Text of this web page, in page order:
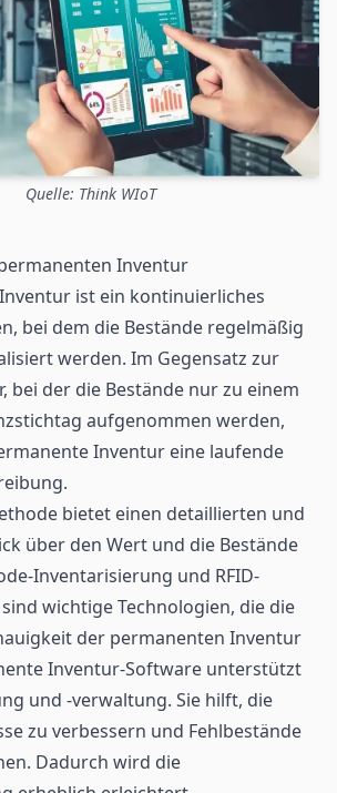
Quelle: Think WIoT
Inventur
ist ein kontinuierliches
bei dem die Bestände regelmäßig
werden. Im Gegensatz zur
bei der die Bestände nur zu einem
aufgenommen werden,
Inventur eine laufende
bietet einen detaillierten und
über den Wert und die Bestände
-Inventarisierung und RFID-
wichtige Technologien, die die
der permanenten Inventur
Inventur-Software unterstützt
und -verwaltung. Sie hilft, die
zu verbessern und Fehlbestände
Dadurch wird die